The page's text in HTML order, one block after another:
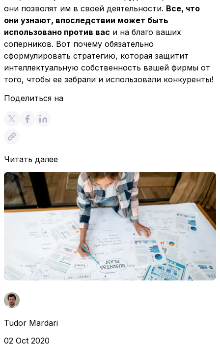
они позволят им в своей деятельности. Все, что
они узнают, впоследствии может быть
использовано против вас и на благо ваших
соперников. Вот почему обязательно
сформулировать стратегию, которая защитит
интеллектуальную собственность вашей фирмы от
того, чтобы ее забрали и использовали конкуренты!
Поделиться на
Читать далее
Tudor Mardari
02 Oct 2020